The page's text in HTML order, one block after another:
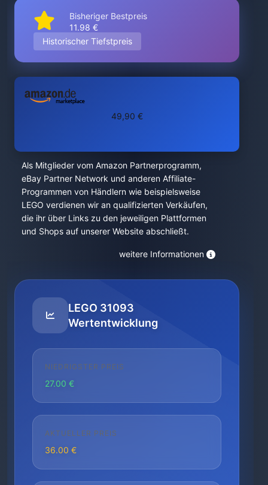
Bisheriger Bestpreis
11.98 €
Historischer Tiefstpreis
49,90 €
Als Mitglieder vom Amazon Partnerprogramm,
eBay Partner Network und anderen Affiliate-
Programmen von Händlern wie beispielsweise
LEGO verdienen wir an qualifizierten Verkäufen,
die ihr über Links zu den jeweiligen Plattformen
und Shops auf unserer Website abschließt.
weitere Informationen
LEGO 31093
Wertentwicklung
NIEDRIGSTER PREIS
27.00 €
AKTUELLER PREIS
36.00 €